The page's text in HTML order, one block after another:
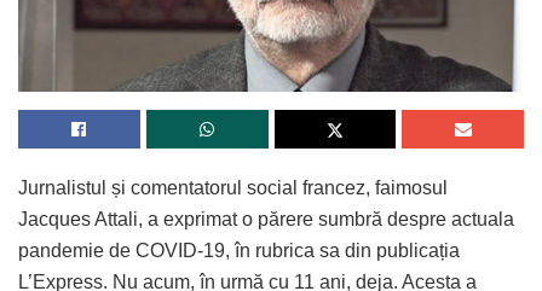
Jurnalistul și comentatorul social francez, faimosul
Jacques Attali, a exprimat o părere sumbră despre actuala
pandemie de COVID-19, în rubrica sa din publicația
L’Express. Nu acum, în urmă cu 11 ani, deja. Acesta a